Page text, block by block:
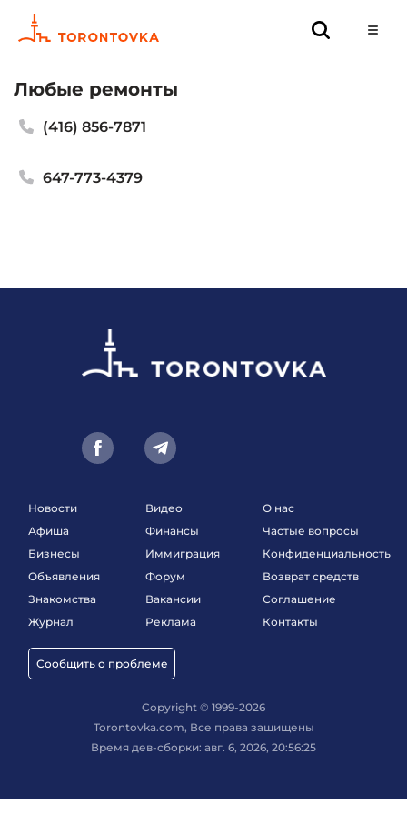
Любые ремонты
(416) 856-7871
647-773-4379
Новости
Афиша
Бизнесы
Объявления
Знакомства
Журнал
Сообщить о проблеме
Видео
Финансы
Иммиграция
Форум
Вакансии
Реклама
О нас
Частые вопросы
Конфиденциальность
Возврат средств
Соглашение
Контакты
Copyright © 1999-2026
Torontovka.com, Все права защищены
Время дев-сборки: авг. 6, 2026, 20:56:25